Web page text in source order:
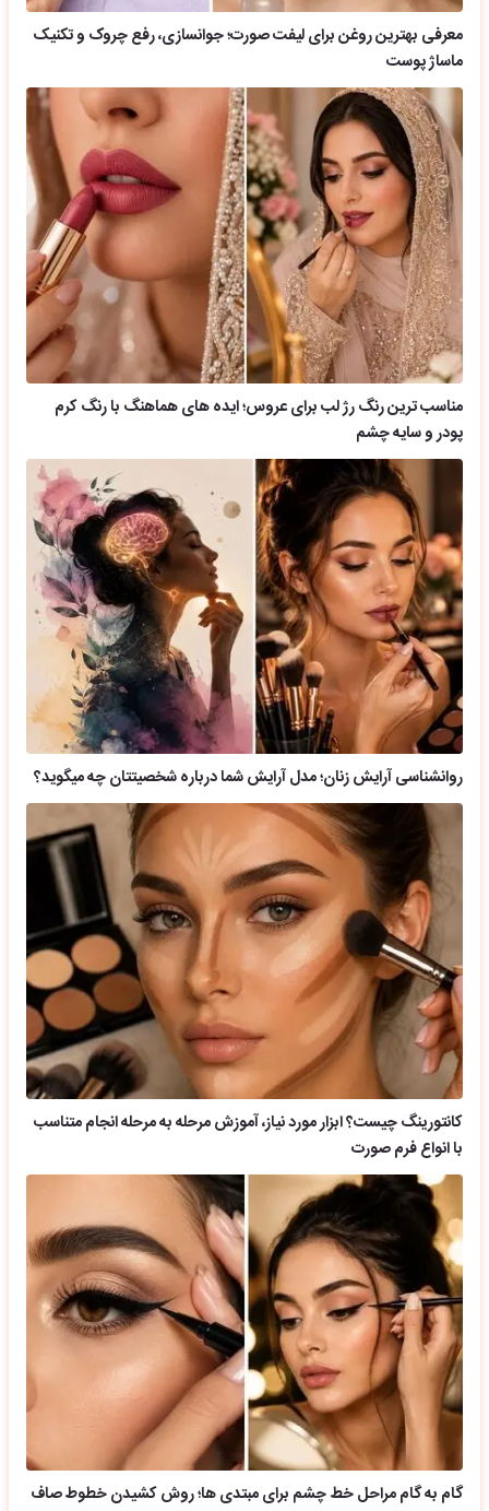
معرفی بهترین روغن برای لیفت صورت؛ جوانسازی، رفع چروک و تکنیک
ماساژ پوست
مناسب ترین رنگ رژ لب برای عروس؛ ایده های هماهنگ با رنگ کرم
پودر و سایه چشم
روانشناسی آرایش زنان؛ مدل آرایش شما درباره شخصیتتان چه میگوید؟
کانتورینگ چیست؟ ابزار مورد نیاز، آموزش مرحله به مرحله انجام متناسب
با انواع فرم صورت
گام به گام مراحل خط چشم برای مبتدی ها؛ روش کشیدن خطوط صاف